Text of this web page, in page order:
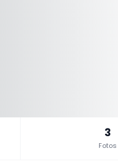
3
Fotos